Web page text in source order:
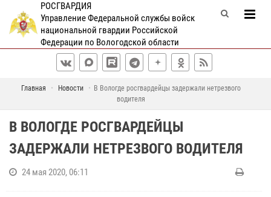
РОСГВАРДИЯ
Управление Федеральной службы войск
национальной гвардии Российской
Федерации по Вологодской области
Главная Новости
В Вологде росгвардейцы задержали нетрезвого
водителя
В ВОЛОГДЕ РОСГВАРДЕЙЦЫ
ЗАДЕРЖАЛИ НЕТРЕЗВОГО ВОДИТЕЛЯ
24 мая 2020, 06:11